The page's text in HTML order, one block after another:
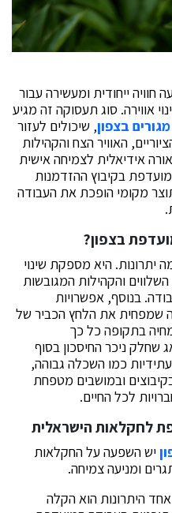
ייחודית ומעשירה עבור
אווירה. סוג תעסוקה זה מגיע
בצפון, שיכולים לעזור
האוויר הצח והקהילות
אידיאלית לצמיחה אישית
בקיבוץ ההזדמנות
מקומי הופכת את העבודה
בצפון?
יתרונות. היא מספקת שינוי
והקהילות המגובשות
בנוסף, אפשרויות
שמפחית את הלחץ הכביר של
בתקופה כל כך
ניכר החיסכון בסוף
כמו השכלה גבוהה,
ובמושבים מטפחת
לכל החיים.
לחקלאות הישראלית
יש השפעה על החקלאות
ומניעה צמיחה.
היתרונות הוא הקלה